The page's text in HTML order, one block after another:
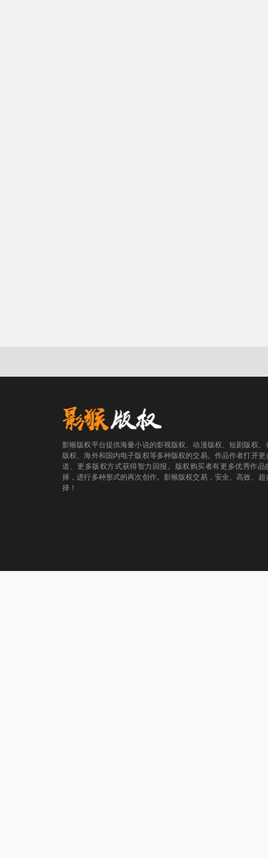
影猴版权平台提供海量小说的影视版权、动漫版权、短剧版权、
版权、海外和国内电子版权等多种版权的交易。作品作者打开更
道、更多版权方式获得智力回报。版权购买者有更多优秀作品
择，进行多种形式的再次创作。影猴版权交易，安全、高效、超
择！